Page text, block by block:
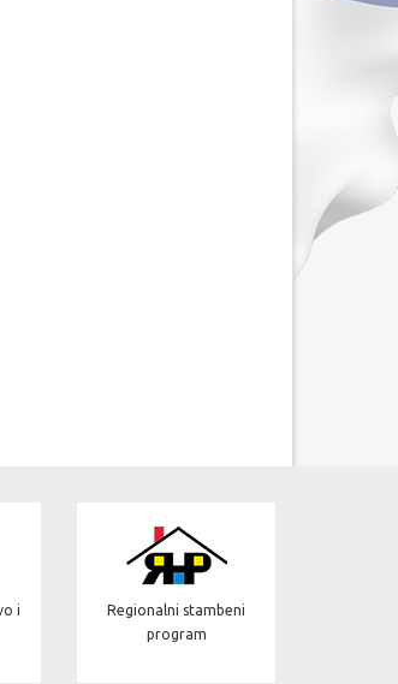
Regionalni stambeni
program